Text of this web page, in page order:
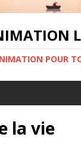
POUR
la vie